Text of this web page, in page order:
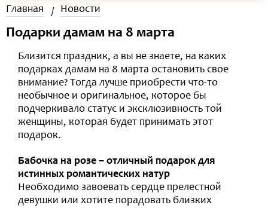
Главная Новости
Подарки дамам на 8 марта
Близится праздник, а вы не знаете, на каких
подарках дамам на 8 марта остановить свое
внимание? Тогда лучше приобрести что-то
необычное и оригинальное, которое бы
подчеркивало статус и эксклюзивность той
женщины, которая будет принимать этот
подарок.
Бабочка на розе – отличный подарок для
истинных романтических натур
Необходимо завоевать сердце прелестной
девушки или хотите порадовать близких